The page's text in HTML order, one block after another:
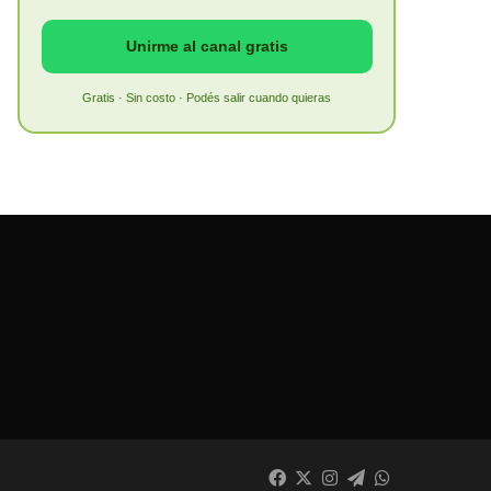
Unirme al canal gratis
Gratis · Sin costo · Podés salir cuando quieras
Facebook
X Instagram
Telegram